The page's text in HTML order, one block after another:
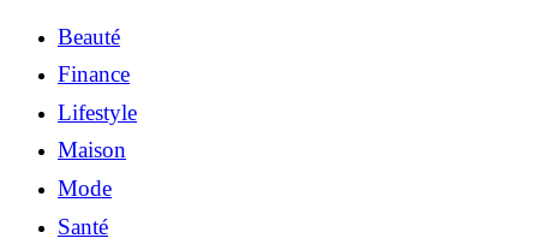
Beauté
Finance
Lifestyle
Maison
Mode
Santé